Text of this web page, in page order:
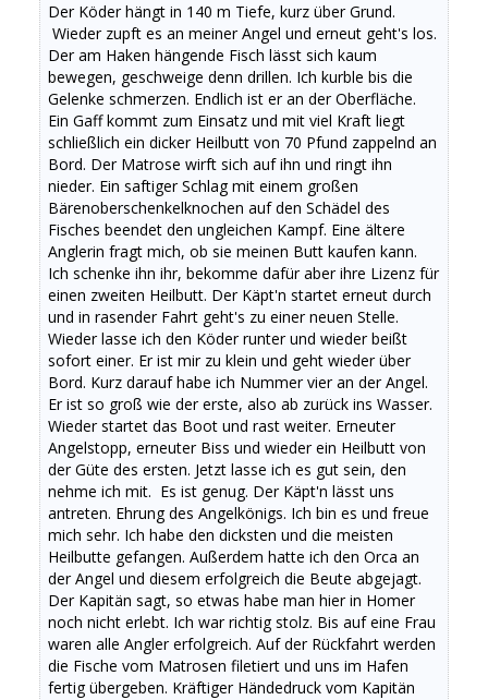
Der Köder hängt in 140 m Tiefe, kurz über Grund.
Wieder zupft es an meiner Angel und erneut geht's los.
Der am Haken hängende Fisch lässt sich kaum
bewegen, geschweige denn drillen. Ich kurble bis die
Gelenke schmerzen. Endlich ist er an der Oberfläche.
Ein Gaff kommt zum Einsatz und mit viel Kraft liegt
schließlich ein dicker Heilbutt von 70 Pfund zappelnd an
Bord. Der Matrose wirft sich auf ihn und ringt ihn
nieder. Ein saftiger Schlag mit einem großen
Bärenoberschenkelknochen auf den Schädel des
Fisches beendet den ungleichen Kampf. Eine ältere
Anglerin fragt mich, ob sie meinen Butt kaufen kann.
Ich schenke ihn ihr, bekomme dafür aber ihre Lizenz für
einen zweiten Heilbutt. Der Käpt'n startet erneut durch
und in rasender Fahrt geht's zu einer neuen Stelle.
Wieder lasse ich den Köder runter und wieder beißt
sofort einer. Er ist mir zu klein und geht wieder über
Bord. Kurz darauf habe ich Nummer vier an der Angel.
Er ist so groß wie der erste, also ab zurück ins Wasser.
Wieder startet das Boot und rast weiter. Erneuter
Angelstopp, erneuter Biss und wieder ein Heilbutt von
der Güte des ersten. Jetzt lasse ich es gut sein, den
nehme ich mit. Es ist genug. Der Käpt'n lässt uns
antreten. Ehrung des Angelkönigs. Ich bin es und freue
mich sehr. Ich habe den dicksten und die meisten
Heilbutte gefangen. Außerdem hatte ich den Orca an
der Angel und diesem erfolgreich die Beute abgejagt.
Der Kapitän sagt, so etwas habe man hier in Homer
noch nicht erlebt. Ich war richtig stolz. Bis auf eine Frau
waren alle Angler erfolgreich. Auf der Rückfahrt werden
die Fische vom Matrosen filetiert und uns im Hafen
fertig übergeben. Kräftiger Händedruck vom Kapitän